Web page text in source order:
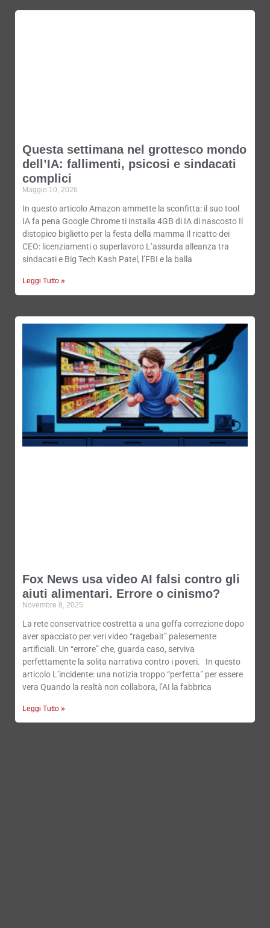
Questa settimana nel grottesco mondo
dell’IA: fallimenti, psicosi e sindacati
complici
Maggio 10, 2026
In questo articolo Amazon ammette la sconfitta: il suo tool
IA fa pena Google Chrome ti installa 4GB di IA di nascosto Il
distopico biglietto per la festa della mamma Il ricatto dei
CEO: licenziamenti o superlavoro L’assurda alleanza tra
sindacati e Big Tech Kash Patel, l’FBI e la balla
Leggi Tutto »
Fox News usa video AI falsi contro gli
aiuti alimentari. Errore o cinismo?
Novembre 8, 2025
La rete conservatrice costretta a una goffa correzione dopo
aver spacciato per veri video “ragebait” palesemente
artificiali. Un “errore” che, guarda caso, serviva
perfettamente la solita narrativa contro i poveri. In questo
articolo L’incidente: una notizia troppo “perfetta” per essere
vera Quando la realtà non collabora, l’AI la fabbrica
Leggi Tutto »